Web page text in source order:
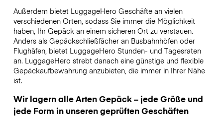
Außerdem bietet LuggageHero Geschäfte an vielen
verschiedenen Orten, sodass Sie immer die Möglichkeit
haben, Ihr Gepäck an einem sicheren Ort zu verstauen.
Anders als Gepäckschließfächer an Busbahnhöfen oder
Flughäfen, bietet LuggageHero Stunden- und Tagesraten
an. LuggageHero strebt danach eine günstige und flexible
Gepäckaufbewahrung anzubieten, die immer in Ihrer Nähe
ist.
Wir lagern alle Arten Gepäck – jede Größe und
jede Form in unseren geprüften Geschäften